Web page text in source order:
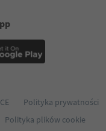
Polityka prywatności
Polityka plików cookie